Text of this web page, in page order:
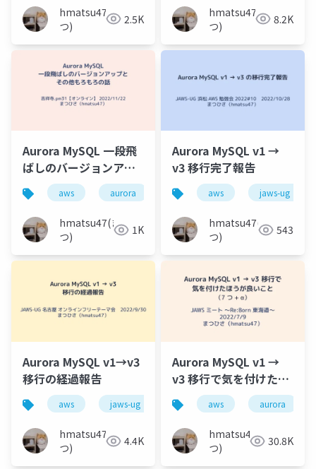
hmatsu47(ま
つ)
2.5K
hmatsu47(ま
つ)
8.2K
Aurora MySQL 一段飛
ばしのバージョンアッ
プとその他もろもろの
話
aws aurora 移行 バージョンアップ
hmatsu47(ま
つ)
1K
Aurora MySQL v1 →
v3 移行完了報告
aws jaws-ug
hmatsu47(ま
つ)
543
Aurora MySQL v1→v3
移行の経過報告
aws jaws-ug aurora 移行
hmatsu47(ま
つ)
4.4K
Aurora MySQL v1 →
v3 移行で気を付けたほ
うが良いこと（7 つ +
α）
aws aurora
hmatsu47(ま
つ)
30.8K